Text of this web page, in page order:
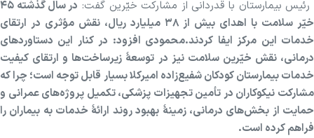
رئیس بیمارستان با قدردانی از مشارکت خیّرین گفت:
در سال گذشته ۴۵
خیّر سلامت با اهدای بیش از ۳۸ میلیارد ریال، نقش مؤثری در ارتقای
خدمات این مرکز ایفا کردند.محمودی افزود: در کنار این دستاوردهای
درمانی، نقش خیّرین سلامت نیز در توسعهٔ زیرساخت‌ها و ارتقای کیفیت
خدمات بیمارستان کودکان شفیع‌زاده امیرکلا بسیار قابل توجه است؛ چرا که
مشارکت نیکوکاران در تأمین تجهیزات پزشکی، تکمیل پروژه‌های عمرانی و
حمایت از بخش‌های درمانی، زمینهٔ بهبود روند ارائهٔ خدمات به بیماران را
فراهم کرده است.